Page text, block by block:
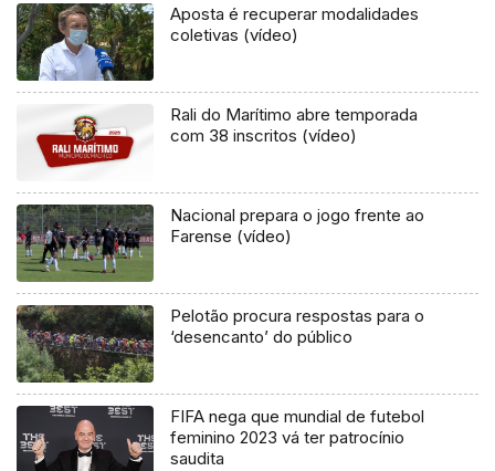
Aposta é recuperar modalidades
coletivas (vídeo)
Rali do Marítimo abre temporada
com 38 inscritos (vídeo)
Nacional prepara o jogo frente ao
Farense (vídeo)
Pelotão procura respostas para o
‘desencanto’ do público
FIFA nega que mundial de futebol
feminino 2023 vá ter patrocínio
saudita